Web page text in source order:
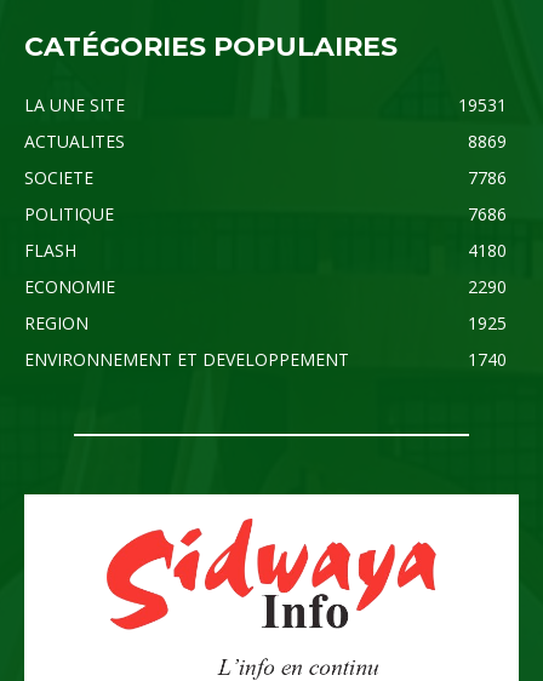
CATÉGORIES POPULAIRES
LA UNE SITE
19531
ACTUALITES
8869
SOCIETE
7786
POLITIQUE
7686
FLASH
4180
ECONOMIE
2290
REGION
1925
ENVIRONNEMENT ET DEVELOPPEMENT
1740